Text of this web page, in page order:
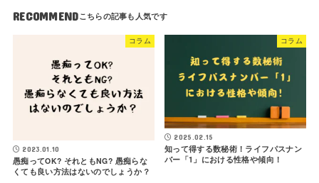
RECOMMEND
コラム
2023.01.10
愚痴ってOK? それともNG? 愚痴らな
くても良い方法はないのでしょうか？
コラム
2025.02.15
知って得する数秘術！ライフパスナン
バー「1」における性格や傾向！